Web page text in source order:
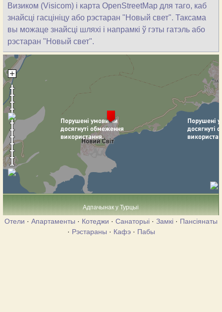
Визиком (Visicom) і карта OpenStreetMap для таго, каб
знайсці гасцініцу або рэстаран "Новый свет". Таксама
вы можаце знайсці шляхі і напрамкі ў гэты гатэль або
рэстаран "Новый свет".
Адпачынак у Турцыі
Отели · Апартаменты · Котеджи · Санаторыі · Замкі · Пансіянаты
· Рэстараны · Кафэ· Пабы